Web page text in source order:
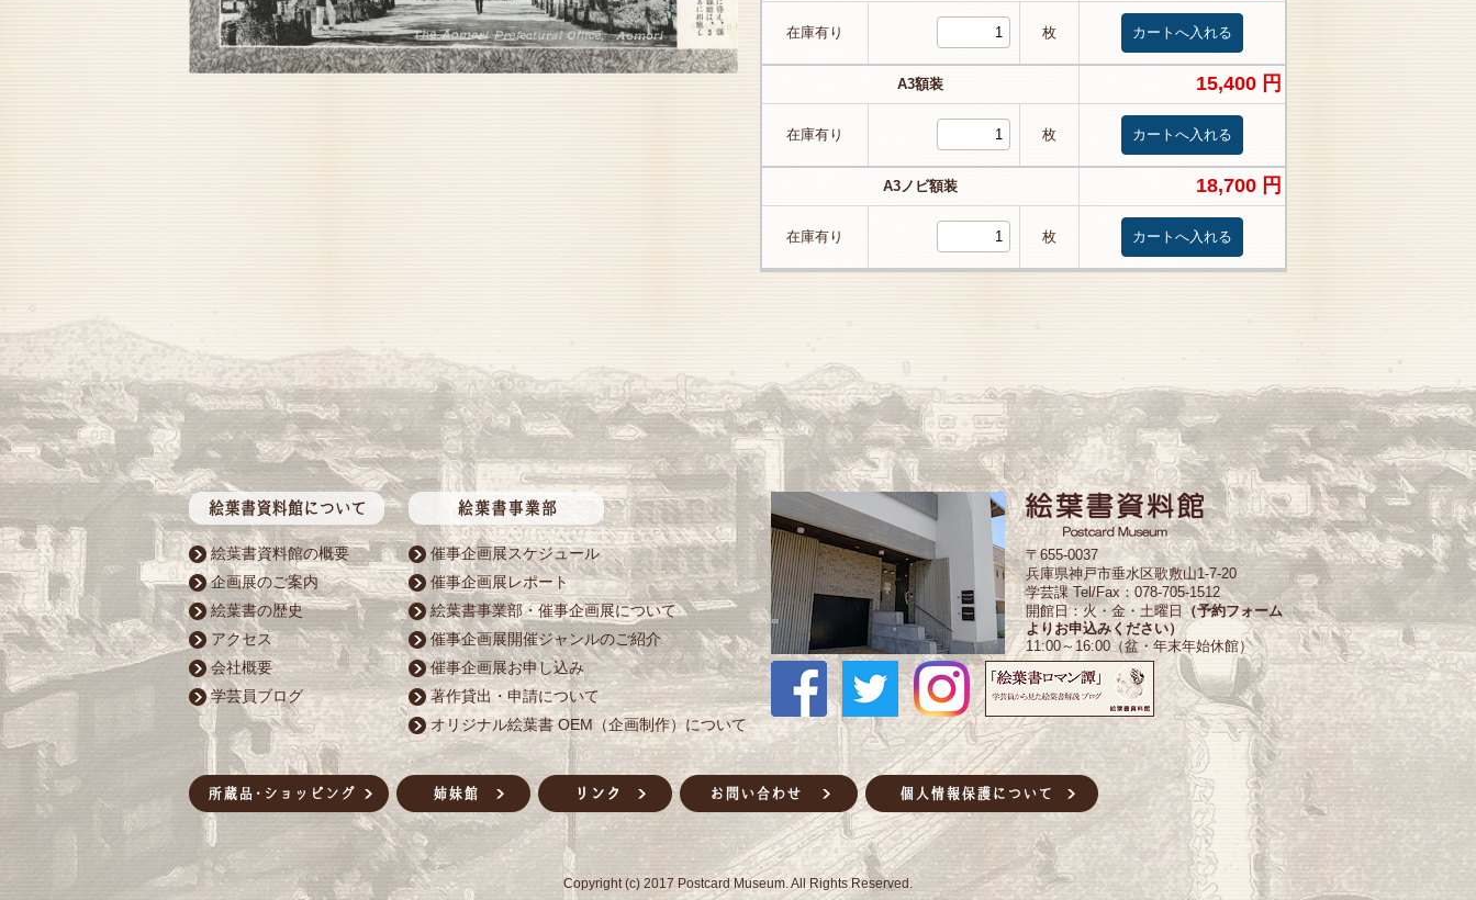
在庫有り 枚
A3額装 15,400 円
在庫有り 枚
A3ノビ額装 18,700 円
在庫有り 枚
絵葉書資料館の概要
企画展のご案内
絵葉書の歴史
アクセス
会社概要
学芸員ブログ
催事企画展スケジュール
催事企画展レポート
絵葉書事業部・催事企画展について
催事企画展開催ジャンルのご紹介
催事企画展お申し込み
著作貸出・申請について
オリジナル絵葉書 OEM（企画制作）について
〒655-0037
兵庫県神戸市垂水区歌敷山1-7-20
学芸課 Tel/Fax：078-705-1512
開館日：火・金・土曜日 （予約フォーム
よりお申込みください）
11:00～16:00（盆・年末年始休館）
Copyright (c) 2017 Postcard Museum. All Rights Reserved.